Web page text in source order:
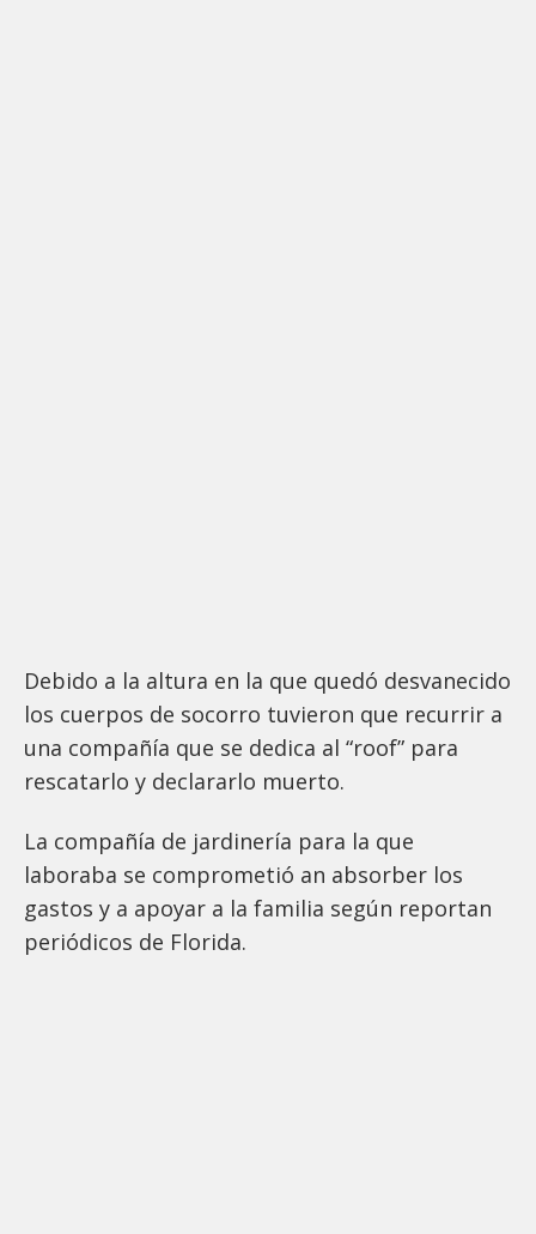
Debido a la altura en la que quedó desvanecido
los cuerpos de socorro tuvieron que recurrir a
una compañía que se dedica al “roof” para
rescatarlo y declararlo muerto.
La compañía de jardinería para la que
laboraba se comprometió an absorber los
gastos y a apoyar a la familia según reportan
periódicos de Florida.